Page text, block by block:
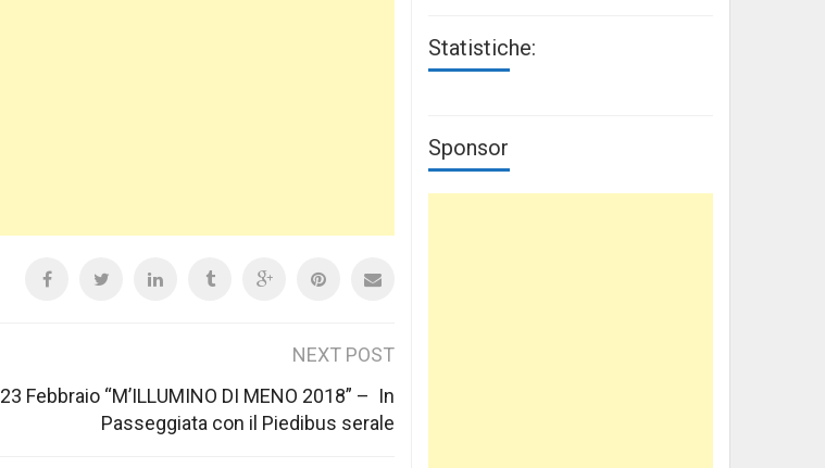
NEXT POST
23 Febbraio “M’ILLUMINO DI MENO 2018” – In
Passeggiata con il Piedibus serale
Statistiche:
Sponsor